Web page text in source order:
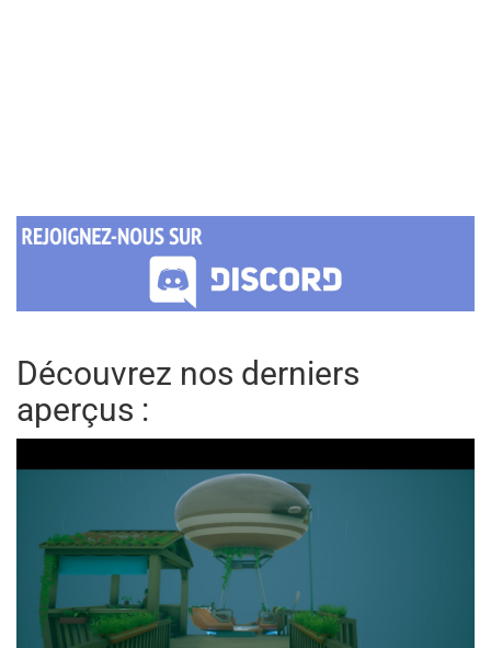
Découvrez nos derniers
aperçus :